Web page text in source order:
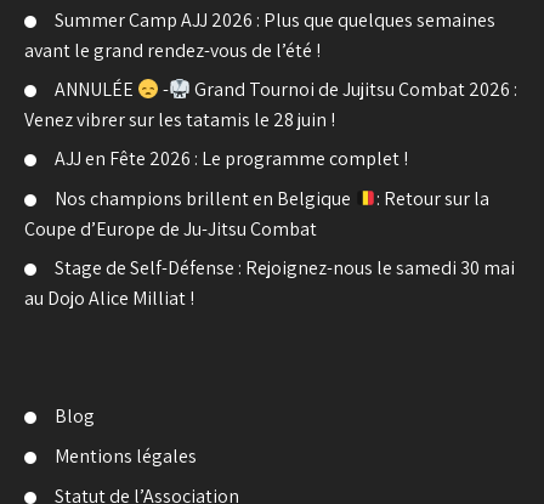
Summer Camp AJJ 2026 : Plus que quelques semaines
avant le grand rendez-vous de l’été !
ANNULÉE
-
Grand Tournoi de Jujitsu Combat 2026 :
Venez vibrer sur les tatamis le 28 juin !
AJJ en Fête 2026 : Le programme complet !
Nos champions brillent en Belgique
: Retour sur la
Coupe d’Europe de Ju-Jitsu Combat
Stage de Self-Défense : Rejoignez-nous le samedi 30 mai
au Dojo Alice Milliat !
Blog
Mentions légales
Statut de l’Association